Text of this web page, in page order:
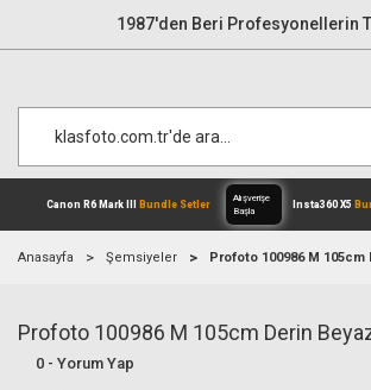
1987'den Beri Profesyonellerin
Canon R6 Mark IIIBundle Setler
Anasayfa Şemsiyeler Profoto 100986 M
Profoto 100986 M 105cm Derin
0 - Yorum Yap